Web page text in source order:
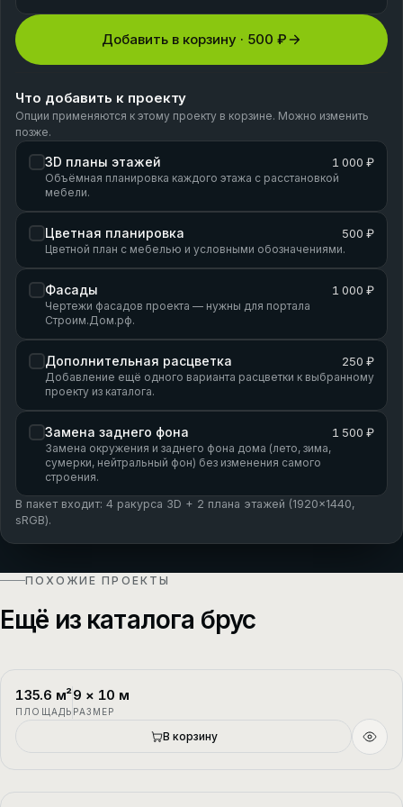
Добавить в корзину · 500 ₽
Что добавить к проекту
Опции применяются к этому проекту в корзине. Можно изменить
позже.
3D планы этажей 1 000 ₽
Объёмная планировка каждого этажа с расстановкой
мебели.
Цветная планировка 500 ₽
Цветной план с мебелью и условными обозначениями.
Фасады 1 000 ₽
Чертежи фасадов проекта — нужны для портала
Строим.Дом.рф.
Дополнительная расцветка 250 ₽
Добавление ещё одного варианта расцветки к выбранному
проекту из каталога.
Замена заднего фона 1 500 ₽
Замена окружения и заднего фона дома (лето, зима,
сумерки, нейтральный фон) без изменения самого
строения.
В пакет входит: 4 ракурса 3D + 2 плана этажей (1920×1440,
sRGB).
ПОХОЖИЕ ПРОЕКТЫ
Ещё из каталога брус
П-1
135.6 м²
ПЛОЩАДЬ
9 × 10 м
РАЗМЕР
В корзину